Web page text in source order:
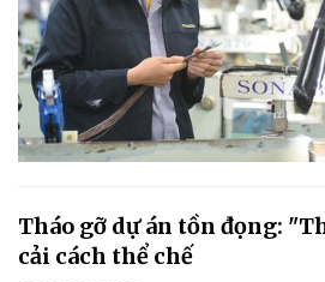
Tháo gỡ dự án tồn đọng:
cải cách thể chế